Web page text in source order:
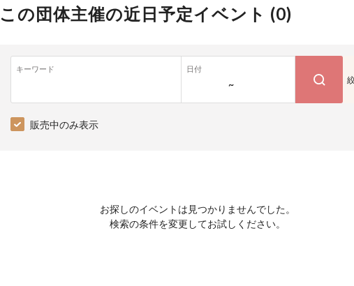
この団体主催の近日予定イベント (0)
キーワード 日付
~
販売中のみ表示
お探しのイベントは見つかりませんでした。
検索の条件を変更してお試しください。